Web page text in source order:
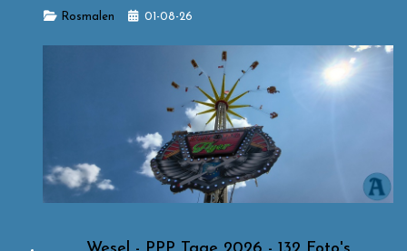
DetailsRosmalen 01-08-26